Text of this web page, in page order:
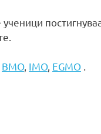
BMO, IMO, EGMO .